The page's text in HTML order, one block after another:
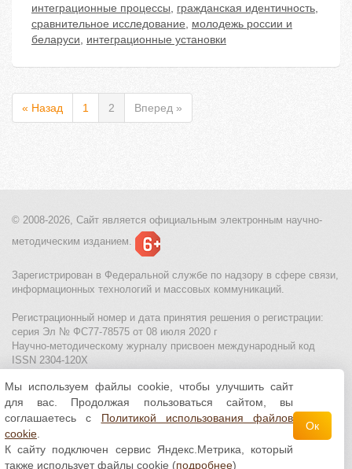
интеграционные процессы, гражданская идентичность,
сравнительное исследование, молодежь россии и
беларуси, интеграционные установки
« Назад 1 2 Вперед »
© 2008-2026, Сайт является официальным электронным научно-
методическим изданием.
Зарегистрирован в Федеральной службе по надзору в сфере связи,
информационных технологий и массовых коммуникаций.
Регистрационный номер и дата принятия решения о регистрации:
серия Эл № ФС77-78575 от 08 июля 2020 г
Научно-методическому журналу присвоен международный код
ISSN 2304-120X
МЦИТО|Школьные олимпиады и онлайн конкурсы для детей
Политика использования файлов cookie| Политика обработки и
защиты персональных данных
Все материалы доступны полицензии Creative
Commons С указанием авторства 4.0 Всемирная
Мы используем файлы cookie, чтобы улучшить сайт
для вас. Продолжая пользоваться сайтом, вы
соглашаетесь с Политикой использования файлов
cookie
К сайту подключен сервис Яндекс.Метрика, который
также использует файлы cookie (подробнее)
Ок